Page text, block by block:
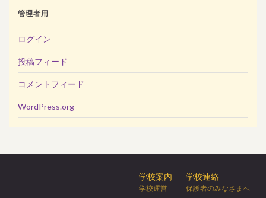
管理者用
ログイン
投稿フィード
コメントフィード
WordPress.org
学校案内
学校運営
学校連絡
保護者のみなさまへ